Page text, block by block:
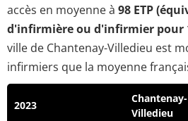
accès en moyenne à 98 ETP
d'infirmière ou d'infirmier pour
ville de Chantenay-Villedieu est
infirmiers que la moyenne
2023
Chantenay-
Villedieu